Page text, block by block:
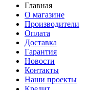
Главная
О магазине
Производители
Оплата
Доставка
Гарантия
Новости
Контакты
Наши проекты